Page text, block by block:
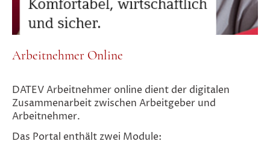
Arbeitnehmer Online
DATEV Arbeitnehmer online dient der digitalen
Zusammenarbeit zwischen Arbeitgeber und
Arbeitnehmer.
Das Portal enthält zwei Module: